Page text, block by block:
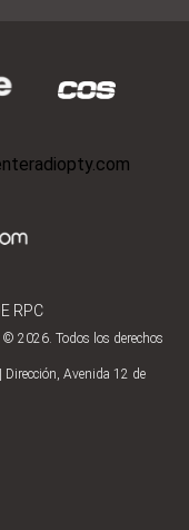
RPC
2026. Todos los derechos
Avenida 12 de